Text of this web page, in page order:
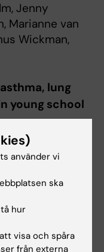
Jenny
Marianne van
Wickman,
lung
young school
DOI:
använder vi
ska
hur
visa och spåra
från externa